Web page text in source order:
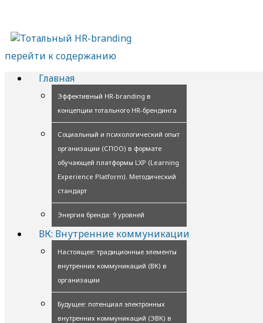
перейти к содержанию
Главная
Эффективный HR-branding в
концепции тотального HR-брендинга
Социальный и психологический опыт
организации (СПОО) в формате
обучающей платформы LXP (Learning
Experience Platform). Методический
стандарт
Энергия бренда: 9 уровней
ВК: Внутренние коммуникации
Настоящее: традиционные элементы
внутренних коммуникаций (ВК) в
организации
Будущее: потенциал электронных
внутренних коммуникаций (ЭВК) в